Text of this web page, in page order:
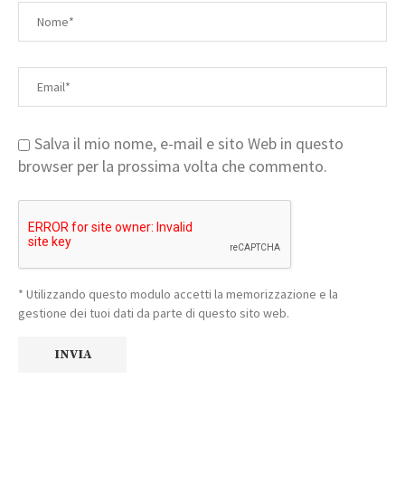
Salva il mio nome, e-mail e sito Web in questo
browser per la prossima volta che commento.
* Utilizzando questo modulo accetti la memorizzazione e la
gestione dei tuoi dati da parte di questo sito web.